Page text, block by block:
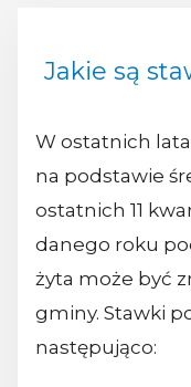
Jakie są
W ostatnich
na podstawie
ostatnich 11
danego roku
żyta może być
gminy. Stawki
następująco: